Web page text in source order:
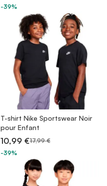
-39%
T-shirt Nike Sportswear Noir
pour Enfant
10,99 €17,99 €
-39%